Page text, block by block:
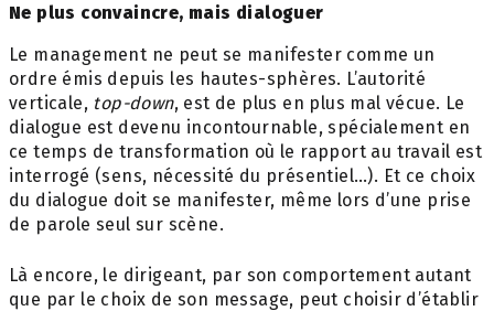
Ne plus convaincre, mais dialoguer
Le management ne peut se manifester comme un
ordre émis depuis les hautes-sphères. L’autorité
verticale, top-down, est de plus en plus mal vécue. Le
dialogue est devenu incontournable, spécialement en
ce temps de transformation où le rapport au travail est
interrogé (sens, nécessité du présentiel…). Et ce choix
du dialogue doit se manifester, même lors d’une prise
de parole seul sur scène.
Là encore, le dirigeant, par son comportement autant
que par le choix de son message, peut choisir d’établir